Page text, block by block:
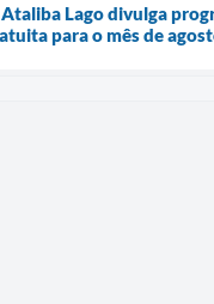
Lago divulga
para o mês de